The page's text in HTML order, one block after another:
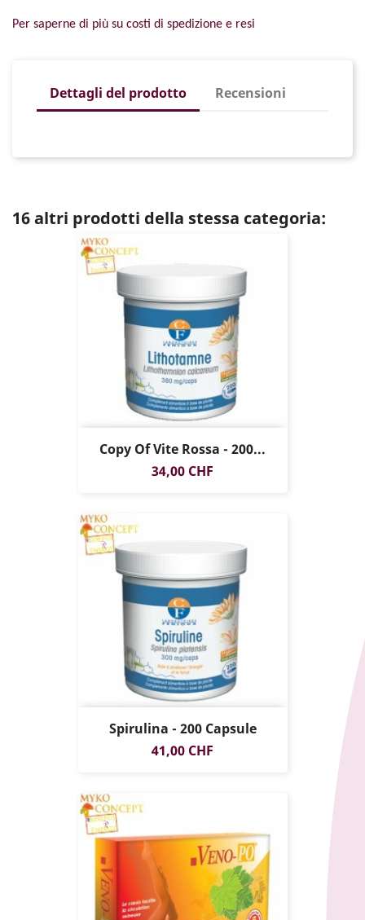
Per saperne di più su costi di spedizione e resi
Dettagli del prodotto Recensioni
16 altri prodotti della stessa categoria:
Copy Of Vite Rossa - 200...
Prezzo
34,00 CHF
Spirulina - 200 Capsule
Prezzo
41,00 CHF